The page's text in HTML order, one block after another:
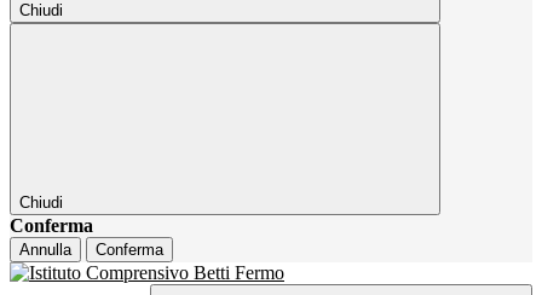
Chiudi
Chiudi
Conferma
Annulla Conferma